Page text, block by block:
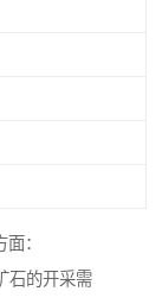
：
石的开采需